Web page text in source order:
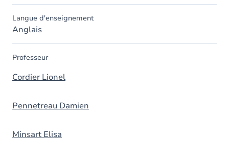
Langue d'enseignement
Anglais
Professeur
Cordier Lionel
Pennetreau Damien
Minsart Elisa